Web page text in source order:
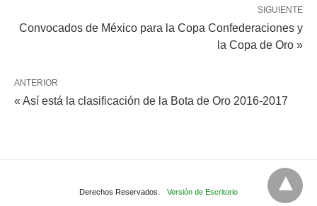
SIGUIENTE
Convocados de México para la Copa Confederaciones y
la Copa de Oro »
ANTERIOR
« Así está la clasificación de la Bota de Oro 2016-2017
Derechos Reservados. Versión de Escritorio